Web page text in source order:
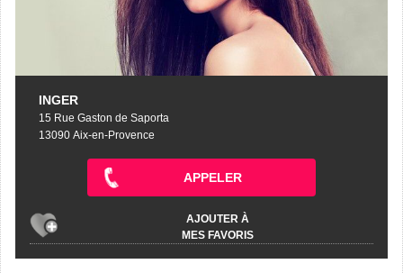
INGER
15 Rue Gaston de Saporta
13090 Aix-en-Provence
APPELER
AJOUTER À
MES FAVORIS